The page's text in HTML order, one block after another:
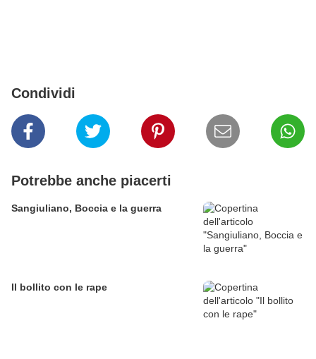
Condividi
Potrebbe anche piacerti
Sangiuliano, Boccia e la guerra
Il bollito con le rape